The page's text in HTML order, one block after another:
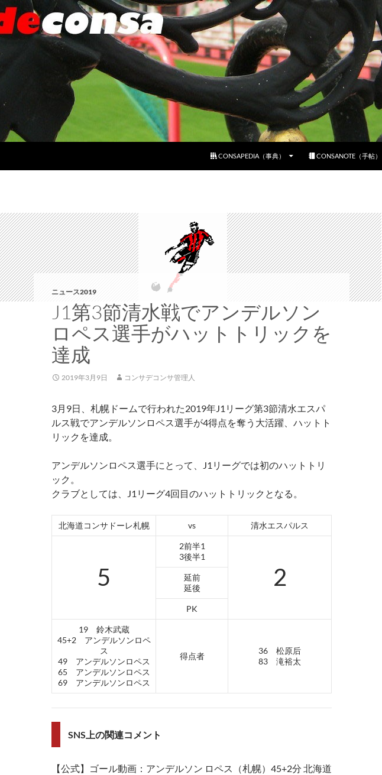
CONSAPEDIA（事典）
CONSANOTE（手帖）
ニュース2019
J1第3節清水戦でアンデルソン
ロペス選手がハットトリックを
達成
2019年3月9日 コンサデコンサ管理人
3月9日、札幌ドームで行われた2019年J1リーグ第3節清水エスパ
ルス戦でアンデルソンロペス選手が4得点を奪う大活躍、ハットト
リックを達成。
アンデルソンロペス選手にとって、J1リーグでは初のハットトリ
ック。
クラブとしては、J1リーグ4回目のハットトリックとなる。
北海道コンサドーレ札幌 vs 清水エスパルス
5
2前半1
3後半1
2
延前
延後
PK
19 鈴木武蔵
45+2 アンデルソンロペ
ス
49 アンデルソンロペス
65 アンデルソンロペス
69 アンデルソンロペス
得点者
36 松原后
83 滝裕太
SNS上の関連コメント
【公式】ゴール動画：アンデルソン ロペス（札幌）45+2分 北海道